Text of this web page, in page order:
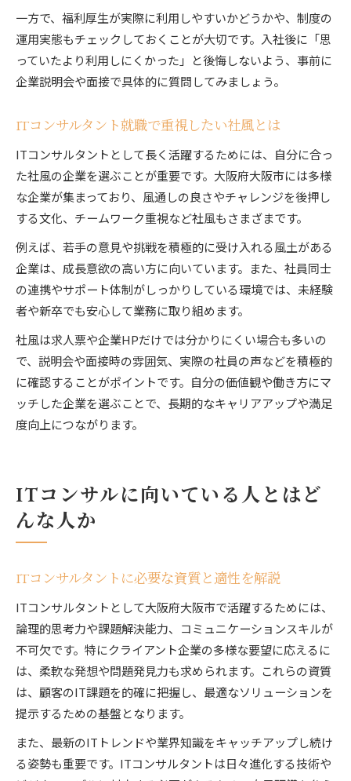
一方で、福利厚生が実際に利用しやすいかどうかや、制度の
運用実態もチェックしておくことが大切です。入社後に「思
っていたより利用しにくかった」と後悔しないよう、事前に
企業説明会や面接で具体的に質問してみましょう。
ITコンサルタント就職で重視したい社風とは
ITコンサルタントとして長く活躍するためには、自分に合っ
た社風の企業を選ぶことが重要です。大阪府大阪市には多様
な企業が集まっており、風通しの良さやチャレンジを後押し
する文化、チームワーク重視など社風もさまざまです。
例えば、若手の意見や挑戦を積極的に受け入れる風土がある
企業は、成長意欲の高い方に向いています。また、社員同士
の連携やサポート体制がしっかりしている環境では、未経験
者や新卒でも安心して業務に取り組めます。
社風は求人票や企業HPだけでは分かりにくい場合も多いの
で、説明会や面接時の雰囲気、実際の社員の声などを積極的
に確認することがポイントです。自分の価値観や働き方にマ
ッチした企業を選ぶことで、長期的なキャリアアップや満足
度向上につながります。
ITコンサルに向いている人とはど
んな人か
ITコンサルタントに必要な資質と適性を解説
ITコンサルタントとして大阪府大阪市で活躍するためには、
論理的思考力や課題解決能力、コミュニケーションスキルが
不可欠です。特にクライアント企業の多様な要望に応えるに
は、柔軟な発想や問題発見力も求められます。これらの資質
は、顧客のIT課題を的確に把握し、最適なソリューションを
提示するための基盤となります。
また、最新のITトレンドや業界知識をキャッチアップし続け
る姿勢も重要です。ITコンサルタントは日々進化する技術や